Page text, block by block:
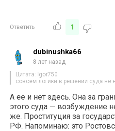
Ответить 1
dubinushka66
8 лет назад
Цитата: Igor750
совсем логики в решении суда не
А её и нет здесь. Она за
этого суда — возбуждение
же. Проституция за
РФ. Напоминаю: это